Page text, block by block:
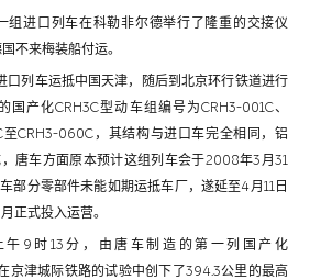
组进口列车在科勒非尔德举行了隆重的交接仪
不来梅装船付运。
列车运抵中国天津，随后到北京环行铁道进行
产化CRH3C型动车组编号为CRH3-001C、
CRH3-060C，其结构与进口车完全相同，铝
唐车方面原本预计这组列车会于2008年3月31
部分零部件未能如期运抵车厂，遂延至4月11日
正式投入运营。
9时13分，由唐车制造的第一列国产化
京津城际铁路的试验中创下了394.3公里的最高